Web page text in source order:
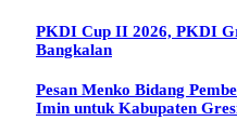
PKDI Cup II 2026, PKDI
Bangkalan
Pesan Menko Bidang
Imin untuk Kabupaten